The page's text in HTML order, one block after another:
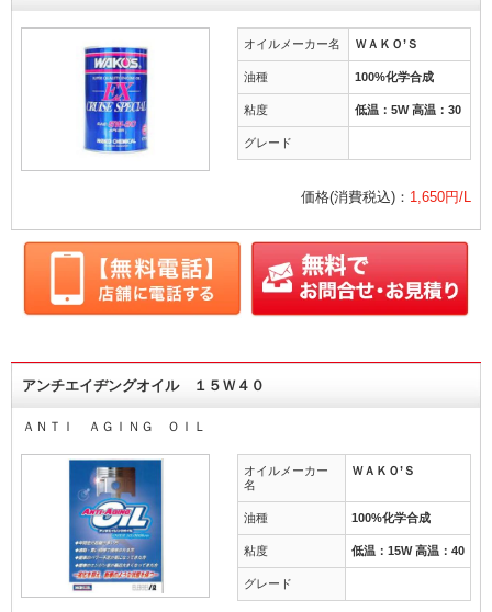
点検 取付
点検
車検
修理
整備
グー故障診断
交換
オイルメーカー名 ＷＡＫＯ’Ｓ
油種 100%化学合成
粘度 低温：5W 高温：30
グレード
価格(消費税込)： 1,650円/L
アンチエイヂングオイル １５Ｗ４０
ＡＮＴＩ ＡＧＩＮＧ ＯＩＬ
オイルメーカー
名
ＷＡＫＯ’Ｓ
油種 100%化学合成
粘度 低温：15W 高温：40
グレード